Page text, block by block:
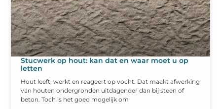
Stucwerk op hout: kan dat en waar moet u op
letten
Hout leeft, werkt en reageert op vocht. Dat maakt afwerking
van houten ondergronden uitdagender dan bij steen of
beton. Toch is het goed mogelijk om